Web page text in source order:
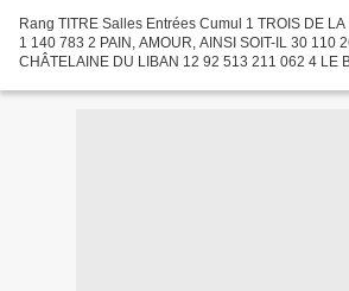
Rang TITRE Salles Entrées Cumul 1 TROIS DE
1 140 783 2 PAIN, AMOUR, AINSI SOIT-IL 30 110
CHÂTELAINE DU LIBAN 12 92 513 211 062 4 LE